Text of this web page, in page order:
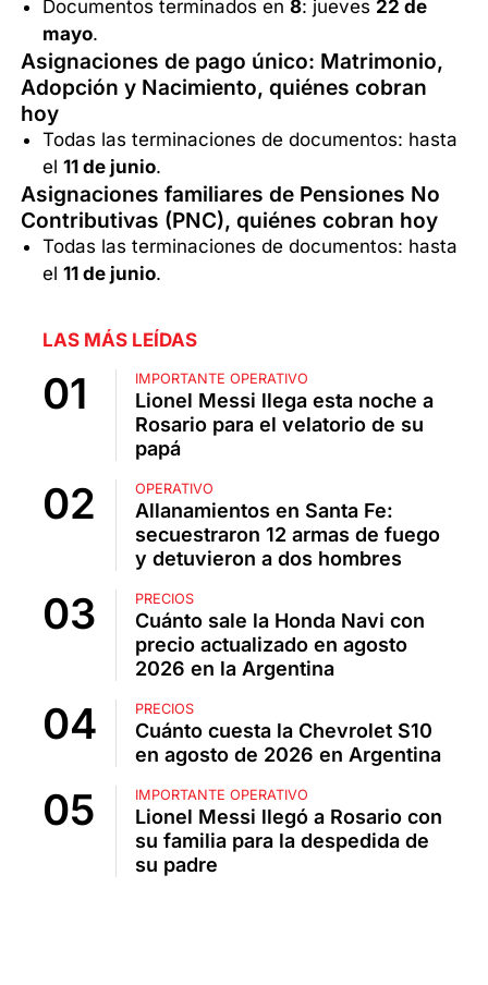
Documentos terminados en8: jueves 22 de
mayo.
Asignaciones de pago único: Matrimonio,
Adopción y Nacimiento, quiénes cobran
hoy
Todas las terminaciones de documentos: hasta
el11 de junio.
Asignaciones familiares de Pensiones No
Contributivas (PNC), quiénes cobran hoy
Todas las terminaciones de documentos: hasta
el11 de junio.
LAS MÁS LEÍDAS
IMPORTANTE OPERATIVO
Lionel Messi llega esta noche a
Rosario para el velatorio de su
papá
OPERATIVO
Allanamientos en Santa Fe:
secuestraron 12 armas de fuego
y detuvieron a dos hombres
PRECIOS
Cuánto sale la Honda Navi con
precio actualizado en agosto
2026 en la Argentina
PRECIOS
Cuánto cuesta la Chevrolet S10
en agosto de 2026 en Argentina
IMPORTANTE OPERATIVO
Lionel Messi llegó a Rosario con
su familia para la despedida de
su padre